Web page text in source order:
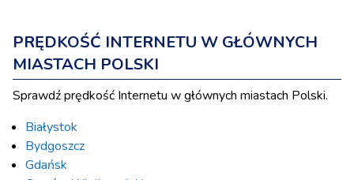
PRĘDKOŚĆ INTERNETU W GŁÓWNYCH
MIASTACH POLSKI
Sprawdź prędkość Internetu w głównych miastach Polski.
Białystok
Bydgoszcz
Gdańsk